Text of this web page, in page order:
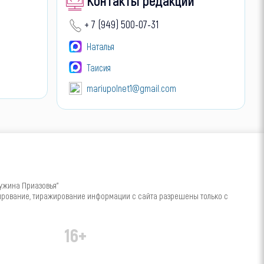
+ 7 (949) 500-07-31
Наталья
Таисия
mariupolnet1@gmail.com
Приазовья"
тиражирование информации с сайта разрешены только с
16+